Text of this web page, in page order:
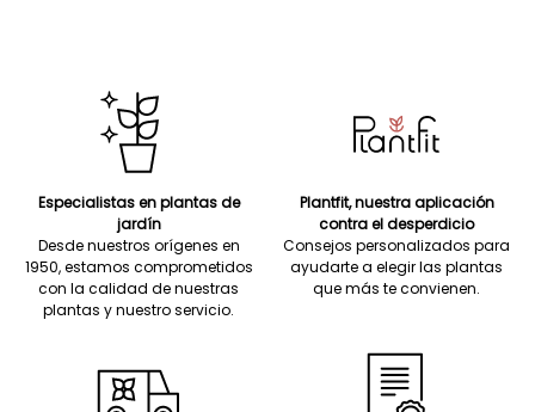
Especialistas en plantas de
jardín
Desde nuestros orígenes en
1950, estamos comprometidos
con la calidad de nuestras
plantas y nuestro servicio.
Plantfit, nuestra aplicación
contra el desperdicio
Consejos personalizados para
ayudarte a elegir las plantas
que más te convienen.